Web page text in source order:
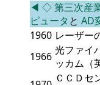
◀ ◇第三次産
ピュータ と AD
1960 レーザー
1966 光ファイ
ッカム（
ＣＣＤセ